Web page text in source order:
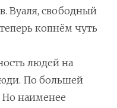
Вуаля, свободный
копнём чуть
людей на
По большей
Но наименее